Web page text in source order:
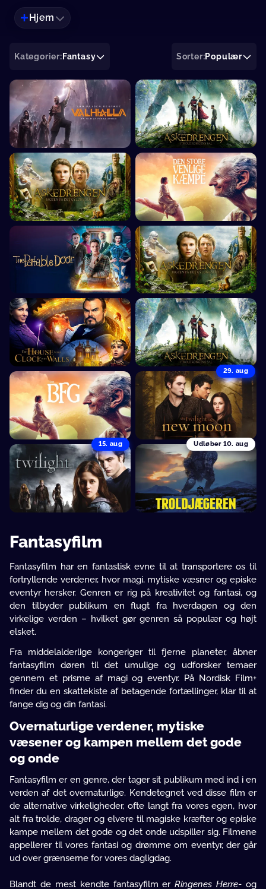
Hjem
Kategorier: Fantasy Sorter:Populær
29. aug
15. aug Udløber 10. aug
Fantasyfilm
Fantasyfilm har en fantastisk evne til at transportere os til
fortryllende verdener, hvor magi, mytiske væsner og episke
eventyr hersker. Genren er rig på kreativitet og fantasi, og
den tilbyder publikum en flugt fra hverdagen og den
virkelige verden – hvilket gør genren så populær og højt
elsket.
Fra middelalderlige kongeriger til fjerne planeter, åbner
fantasyfilm døren til det umulige og udforsker temaer
gennem et prisme af magi og eventyr. På Nordisk Film+
finder du en skattekiste af betagende fortællinger, klar til at
fange dig og din fantasi.
Overnaturlige verdener, mytiske
væsener og kampen mellem det gode
og onde
Fantasyfilm er en genre, der tager sit publikum med ind i en
verden af det overnaturlige. Kendetegnet ved disse film er
de alternative virkeligheder, ofte langt fra vores egen, hvor
alt fra trolde, drager og elvere til magiske kræfter og episke
kampe mellem det gode og det onde udspiller sig. Filmene
appellerer til vores fantasi og drømme om eventyr, der går
ud over grænserne for vores dagligdag.
Blandt de mest kendte fantasyfilm erRingenes Herre- og